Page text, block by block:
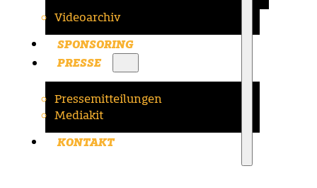
Videoarchiv
SPONSORING
PRESSE
Pressemitteilungen
Mediakit
KONTAKT